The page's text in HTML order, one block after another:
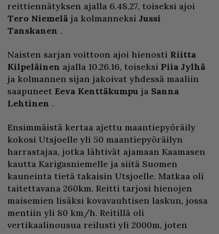
reittiennätyksen ajalla 6.48.27, toiseksi ajoi
Tero Niemelä ja kolmanneksi Jussi
Tanskanen .
Naisten sarjan voittoon ajoi hienosti Riitta
Kilpeläinen ajalla 10.26.16, toiseksi Piia Jylhä
ja kolmannen sijan jakoivat yhdessä maaliin
saapuneet Eeva Kenttäkumpu ja Sanna
Lehtinen .
Ensimmäistä kertaa ajettu maantiepyöräily
kokosi Utsjoelle yli 50 maantiepyöräilyn
harrastajaa, jotka lähtivät ajamaan Kaamasen
kautta Karigasniemelle ja siitä Suomen
kauneinta tietä takaisin Utsjoelle. Matkaa oli
taitettavana 260km. Reitti tarjosi hienojen
maisemien lisäksi kovavauhtisen laskun, jossa
mentiin yli 80 km/h. Reitillä oli
vertikaalinousua reilusti yli 2000m, joten